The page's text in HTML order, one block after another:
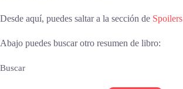
Desde aquí, puedes saltar a la sección de Spoilers
Abajo puedes buscar otro resumen de libro:
Buscar